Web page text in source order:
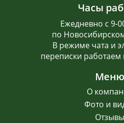
Часы
Ежедневно с 9-
по
В режиме чата и
переписки работаем
Меню
О
Фото и
Отзывы